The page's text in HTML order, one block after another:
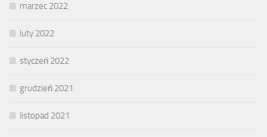
marzec 2022
luty 2022
styczeń 2022
grudzień 2021
listopad 2021